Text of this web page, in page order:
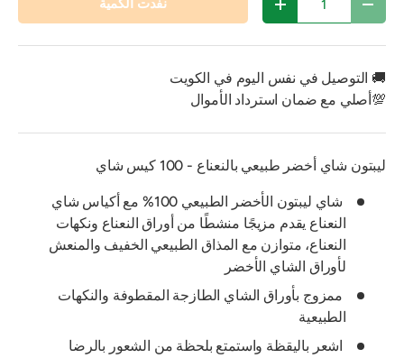
تقليل الكمية زيادة الكمية نفدت الكمية
🚚 التوصيل في نفس اليوم في الكويت
💯أصلي مع ضمان استرداد الأموال
ليبتون شاي أخضر طبيعي بالنعناع - 100 كيس شاي
شاي ليبتون الأخضر الطبيعي 100% مع أكياس شاي
النعناع يقدم مزيجًا منشطًا من أوراق النعناع ونكهات
النعناع، ​​متوازن مع المذاق الطبيعي الخفيف والمنعش
لأوراق الشاي الأخضر
ممزوج بأوراق الشاي الطازجة المقطوفة والنكهات
الطبيعية
اشعر باليقظة واستمتع بلحظة من الشعور بالرضا